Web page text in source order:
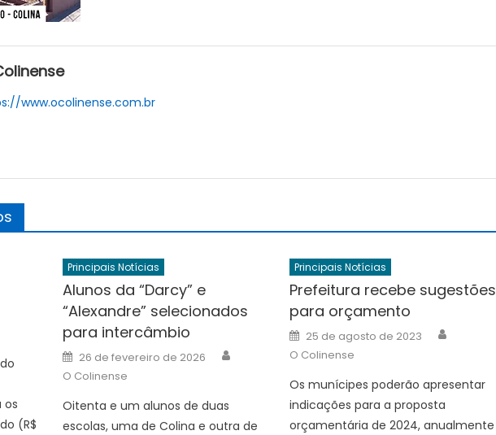
www.ocolinense.com.br
os
(R$
Principais Notícias
Alunos da “Darcy” e
“Alexandre” selecionados
para intercâmbio
Posted
on
26 de fevereiro de 2026
O Colinense
Oitenta e um alunos de duas
escolas, uma de Colina e outra de
Principais Notícias
Prefeitura recebe sugestões
para orçamento
Posted
on
25 de agosto de 2023
O Colinense
Os munícipes poderão apresentar
indicações para a proposta
orçamentária de 2024, anualmente